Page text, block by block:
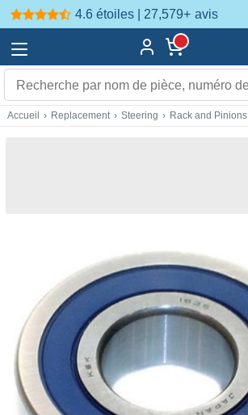
4.6 étoiles | 27,579+ avis
Accueil › Replacement › Steering › Rack and Pinions